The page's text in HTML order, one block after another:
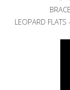
LEOPARD